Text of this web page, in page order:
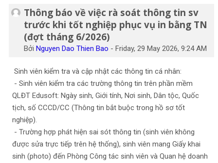
Thông báo về việc rà soát thông tin sv
trước khi tốt nghiệp phục vụ in bằng TN
(đợt tháng 6/2026)
Bởi Nguyen Dao Thien Bao - Friday, 29 May 2026, 9:24 AM
Số lượng các câu trả lời: 0
Sinh viên kiểm tra và cập nhật các thông tin cá nhân:
- Sinh viên kiểm tra các trường thông tin trên phần mềm
QLĐT Edusoft: Ngày sinh, Giới tính, Nơi sinh, Dân tộc, Quốc
tịch, số CCCD/CC (Thông tin bắt buộc trong hồ sơ tốt
nghiệp).
- Trường hợp phát hiện sai sót thông tin (sinh viên không
được sửa trực tiếp trên hệ thống), sinh viên mang Giấy khai
sinh (photo) đến Phòng Công tác sinh viên và Quan hệ doanh